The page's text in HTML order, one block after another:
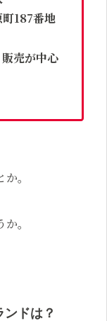
187番地
売が中心
。
。
ドは？